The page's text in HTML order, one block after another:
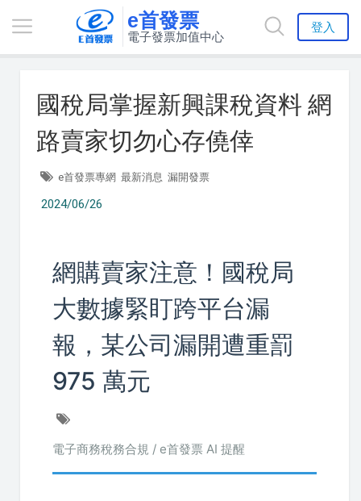
e首發票
電子發票加值中心
登入
國稅局掌握新興課稅資料 網
路賣家切勿心存僥倖
e首發票專網 最新消息 漏開發票
2024/06/26
網購賣家注意！國稅局
大數據緊盯跨平台漏
報，某公司漏開遭重罰
975 萬元
電子商務稅務合規 / e首發票 AI 提醒